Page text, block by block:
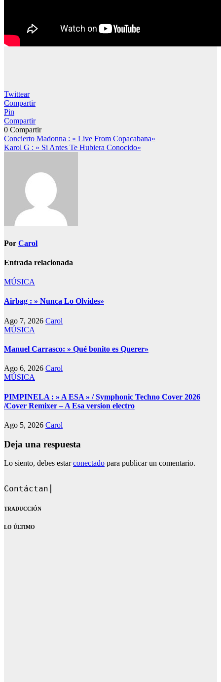
Twittear
Compartir
Pin
Compartir
0 Compartir
Navegación
de
Concierto Madonna : » Live From Copacabana»
Karol G : » Si Antes Te Hubiera Conocido»
Por Carol
Entrada relacionada
MÚSICA
Airbag : » Nunca Lo Olvides»
Ago 7, 2026 Carol
MÚSICA
Manuel Carrasco: » Qué bonito es Querer»
Ago 6, 2026 Carol
MÚSICA
PIMPINELA : » A ESA » / Symphonic Techno Cover 2026
/Cover Remixer – A Esa version electro
Ago 5, 2026 Carol
Deja una respuesta
Lo siento, debes estarconectado para publicar un comentario.
Contáctanos en: dandoq
TRADUCCIÓN
LO ÚLTIMO